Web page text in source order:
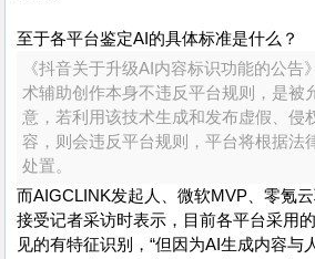
至于各平台鉴定AI的具体标准是什么？
《抖音关于升级AI内容标识功能的公告
术辅助创作本身不违反平台规则，是被
意，若利用该技术生成和发布虚假、侵
容，则会违反平台规则，平台将根据法
处置。
而AIGCLINK发起人、微软MVP、零氪
接受记者采访时表示，目前各平台采用
见的有特征识别，“但因为AI生成内容与